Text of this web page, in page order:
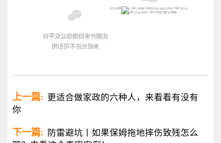
上一篇: 更适合做家政的六种人，来看看有没有
你
下一篇: 防雷避坑丨如果保姆拖地摔伤致残怎么